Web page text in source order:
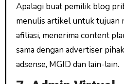
Apalagi buat pemilik blog
menulis artikel untuk tujuan
afiliasi, menerima content
sama dengan advertiser
adsense, MGID dan lain-lain.